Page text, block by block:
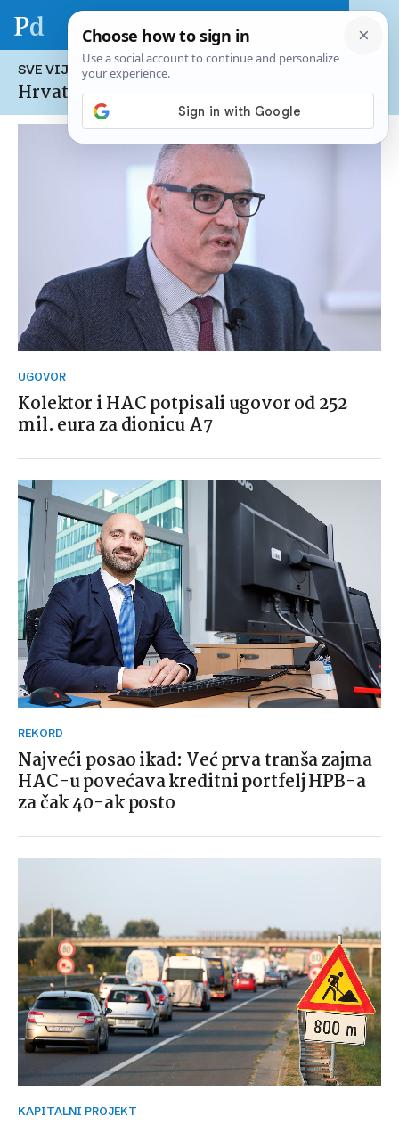
SVE VIJESTI NA TEMU:
Hrvatske autoceste HAC
UGOVOR
Kolektor i HAC potpisali ugovor od 252
mil. eura za dionicu A7
REKORD
Najveći posao ikad: Već prva tranša zajma
HAC-u povećava kreditni portfelj HPB-a
za čak 40-ak posto
KAPITALNI PROJEKT